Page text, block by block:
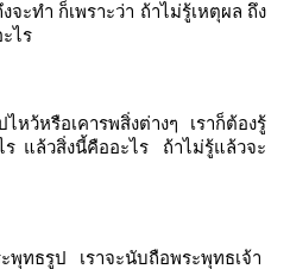
จะทำ ก็เพราะว่า ถ้าไม่รู้เหตุผล ถึง
ไร
หว้หรือเคารพสิ่งต่างๆ
เราก็ต้องรู้
ร แล้วสิ่งนี้คืออะไร
ถ้าไม่รู้แล้วจะ
ะพุทธรูป
เราจะนับถือพระพุทธเจ้า